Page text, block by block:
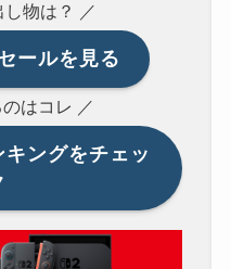
し物は？ ／
ールを見る
はコレ ／
ングをチェッ